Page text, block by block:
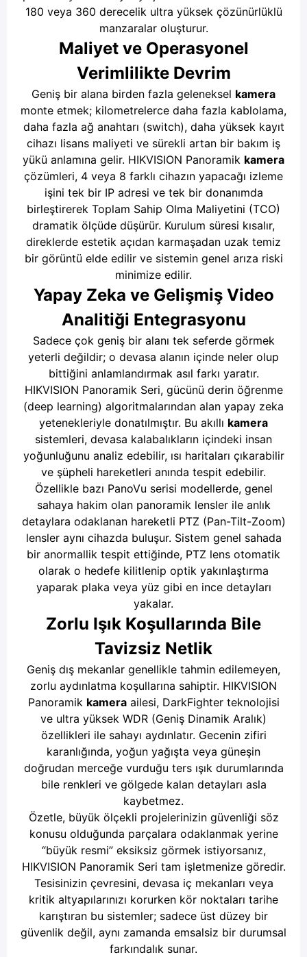
180 veya 360 derecelik ultra yüksek çözünürlüklü
manzaralar oluşturur.
Maliyet ve Operasyonel
Verimlilikte Devrim
Geniş bir alana birden fazla geleneksel kamera
monte etmek; kilometrelerce daha fazla kablolama,
daha fazla ağ anahtarı (switch), daha yüksek kayıt
cihazı lisans maliyeti ve sürekli artan bir bakım iş
yükü anlamına gelir. HIKVISION Panoramik kamera
çözümleri, 4 veya 8 farklı cihazın yapacağı izleme
işini tek bir IP adresi ve tek bir donanımda
birleştirerek Toplam Sahip Olma Maliyetini (TCO)
dramatik ölçüde düşürür. Kurulum süresi kısalır,
direklerde estetik açıdan karmaşadan uzak temiz
bir görüntü elde edilir ve sistemin genel arıza riski
minimize edilir.
Yapay Zeka ve Gelişmiş Video
Analitiği Entegrasyonu
Sadece çok geniş bir alanı tek seferde görmek
yeterli değildir; o devasa alanın içinde neler olup
bittiğini anlamlandırmak asıl farkı yaratır.
HIKVISION Panoramik Seri, gücünü derin öğrenme
(deep learning) algoritmalarından alan yapay zeka
yetenekleriyle donatılmıştır. Bu akıllı kamera
sistemleri, devasa kalabalıkların içindeki insan
yoğunluğunu analiz edebilir, ısı haritaları çıkarabilir
ve şüpheli hareketleri anında tespit edebilir.
Özellikle bazı PanoVu serisi modellerde, genel
sahaya hakim olan panoramik lensler ile anlık
detaylara odaklanan hareketli PTZ (Pan-Tilt-Zoom)
lensler aynı cihazda buluşur. Sistem genel sahada
bir anormallik tespit ettiğinde, PTZ lens otomatik
olarak o hedefe kilitlenip optik yakınlaştırma
yaparak plaka veya yüz gibi en ince detayları
yakalar.
Zorlu Işık Koşullarında Bile
Tavizsiz Netlik
Geniş dış mekanlar genellikle tahmin edilemeyen,
zorlu aydınlatma koşullarına sahiptir. HIKVISION
Panoramik kameraailesi, DarkFighter teknolojisi
ve ultra yüksek WDR (Geniş Dinamik Aralık)
özellikleri ile sahayı aydınlatır. Gecenin zifiri
karanlığında, yoğun yağışta veya güneşin
doğrudan merceğe vurduğu ters ışık durumlarında
bile renkleri ve gölgede kalan detayları asla
kaybetmez.
Özetle, büyük ölçekli projelerinizin güvenliği söz
konusu olduğunda parçalara odaklanmak yerine
“büyük resmi” eksiksiz görmek istiyorsanız,
HIKVISION Panoramik Seri tam işletmenize göredir.
Tesisinizin çevresini, devasa iç mekanları veya
kritik altyapılarınızı korurken kör noktaları tarihe
karıştıran bu sistemler; sadece üst düzey bir
güvenlik değil, aynı zamanda emsalsiz bir durumsal
farkındalık sunar.